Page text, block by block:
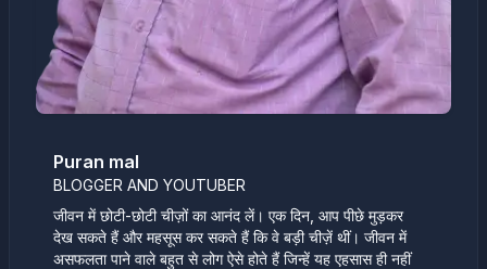
Puran mal
BLOGGER AND YOUTUBER
जीवन में छोटी-छोटी चीज़ों का आनंद लें। एक दिन, आप पीछे मुड़कर
देख सकते हैं और महसूस कर सकते हैं कि वे बड़ी चीज़ें थीं। जीवन में
असफलता पाने वाले बहुत से लोग ऐसे होते हैं जिन्हें यह एहसास ही नहीं